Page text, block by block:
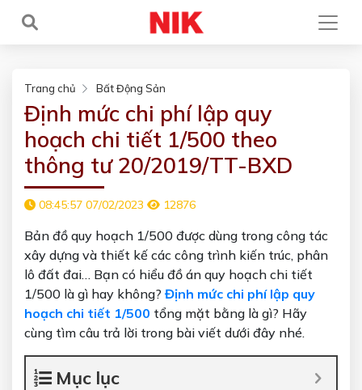
Trang chủ Bất Động Sản
Định mức chi phí lập quy
hoạch chi tiết 1/500 theo
thông tư 20/2019/TT-BXD
08:45:57 07/02/2023 12876
Bản đồ quy hoạch 1/500 được dùng trong công tác
xây dựng và thiết kế các công trình kiến trúc, phân
lô đất đai… Bạn có hiểu đồ án quy hoạch chi tiết
1/500 là gì hay không?Định mức chi phí lập quy
hoạch chi tiết 1/500 tổng mặt bằng là gì? Hãy
cùng tìm câu trả lời trong bài viết dưới đây nhé.
Mục lục